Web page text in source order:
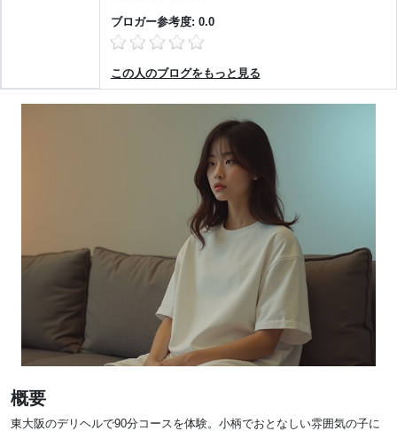
ブロガー参考度: 0.0
この人のブログをもっと見る
概要
東大阪のデリヘルで90分コースを体験。小柄でおとなしい雰囲気の子に